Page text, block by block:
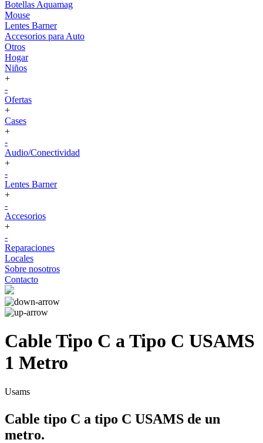
Botellas Aquamag
Mouse
Lentes Barner
Accesorios para Auto
Otros
Hogar
Niños
+
-
Ofertas
+
Cases
+
-
Audio/Conectividad
+
-
Lentes Barner
+
-
Accesorios
+
-
Reparaciones
Locales
Sobre nosotros
Contacto
Cable Tipo C a Tipo C USAMS
1 Metro
Usams
Cable tipo C a tipo C USAMS de un
metro.